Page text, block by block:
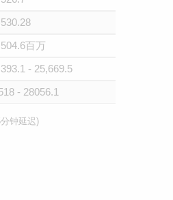
百万
- 25,669.5
- 28056.1
钟延迟)